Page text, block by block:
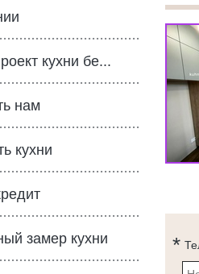
кухни бе...
нам
кухни
замер кухни